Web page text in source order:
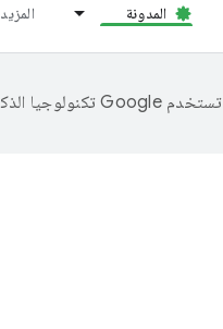
المدونة المزيد
تستخدم Google تكنولوجيا الذكاء الاصطناعي لترجمة المحتوى إلى لغتك المفضّلة، وقد تتضمّن بعض الأخطاء.